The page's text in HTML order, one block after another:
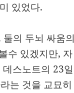
있었다.
의 두뇌 싸움의
수 있겠지만, 자
스노트의 23일
는 것을 교묘히